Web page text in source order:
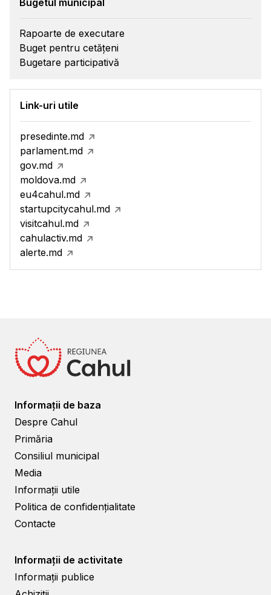
Bugetul municipal
Rapoarte de executare
Buget pentru cetățeni
Bugetare participativă
Link-uri utile
presedinte.md
parlament.md
gov.md
moldova.md
eu4cahul.md
startupcitycahul.md
visitcahul.md
cahulactiv.md
alerte.md
Informații de baza
Despre Cahul
Primăria
Consiliul municipal
Media
Informații utile
Politica de confidențialitate
Contacte
Informații de activitate
Informații publice